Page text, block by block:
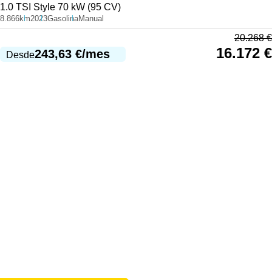
1.0 TSI Style 70 kW (95 CV)
8.866km2023GasolinaManual
Desde243,63 €/mes
20.268€
16.172 €